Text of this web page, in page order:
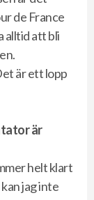
de France
alltid att bli
är ett lopp
är
helt klart
jag inte